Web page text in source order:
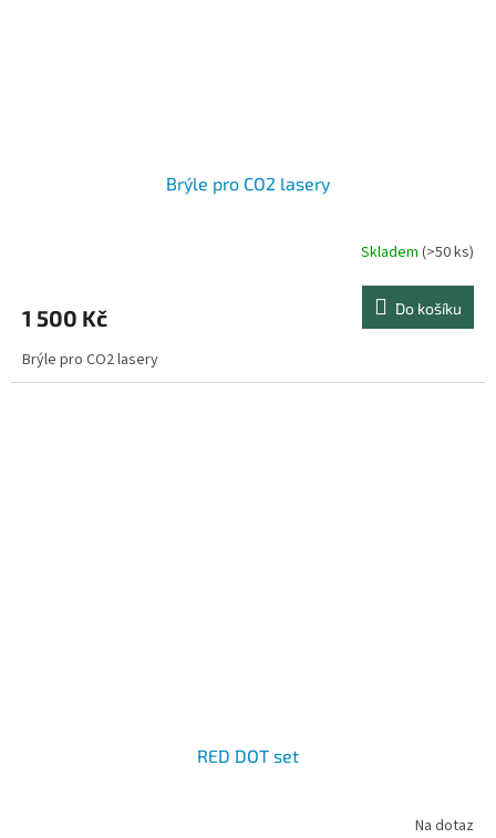
Brýle pro CO2 lasery
Skladem (>50 ks)
1 500 Kč Do košíku
Brýle pro CO2 lasery
RED DOT set
Na dotaz